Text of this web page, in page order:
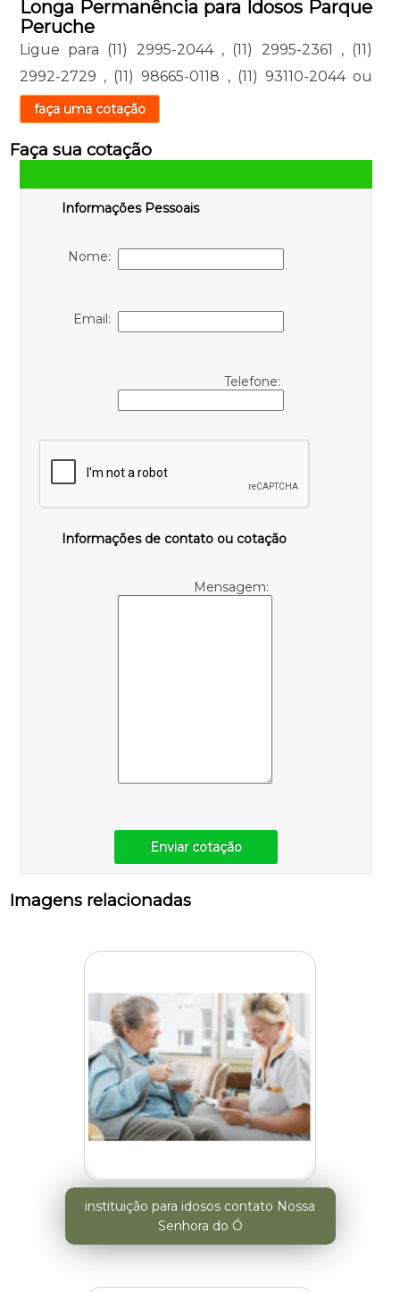
Longa Permanência para Idosos Parque
Peruche
Ligue para (11) 2995-2044 , (11) 2995-2361 , (11)
2992-2729 , (11) 98665-0118 , (11) 93110-2044 ou
faça uma cotação
Faça sua cotação
Informações Pessoais
Nome:
Email:
Telefone:
Informações de contato ou cotação
Mensagem:
Enviar cotação
Imagens relacionadas
instituição para idosos contato Nossa
Senhora do Ó